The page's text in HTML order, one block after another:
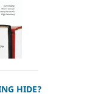
HIDE?